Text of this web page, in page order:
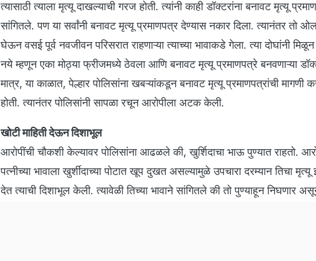
त्यासाठी त्याला मृत्यू दाखल्याची गरज होती. त्यांनी काही डॉक्टरांना बनावट मृत्यू
सांगितले. पण या सर्वांनी बनावट मृत्यू प्रमाणपत्र देण्यास नकार दिला. त्यानंतर तो
घेऊन वसई पूर्व नवजीवन परिसरात राहणाऱ्या त्याच्या भावाकडे गेला. त्या दोघांनी
नये म्हणून एका मोठ्या फ्रीजमध्ये ठेवला आणि बनावट मृत्यू प्रमाणपत्रे बनवणाऱ्या
मात्र, या काळात, पेल्हार पोलिसांना खबऱ्यांकडून बनावट मृत्यू प्रमाणपत्रांची मागणी
होती. त्यानंतर पोलिसांनी सापळा रचून आरोपीला अटक केली.
खोटी माहिती देऊन दिशाभूल
आरोपींची चौकशी केल्यावर पोलिसांना आढळले की, खुर्शिदाचा भाऊ पुण्यात राहतो.
पत्नीच्या भावाला खुर्शीदाच्या पोटात खूप दुखत असल्यामुळे उपचारा दरम्यान तिचा मृत्यू
देत त्याची दिशाभूल केली. त्यावेळी तिच्या भावाने सांगितले की तो पुण्याहून निघणार